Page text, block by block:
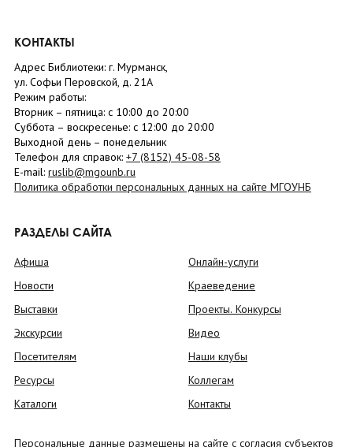
КОНТАКТЫ
Адрес Библиотеки: г. Мурманск,
ул. Софьи Перовской, д. 21А
Режим работы:
Вторник – пятница: с 10:00 до 20:00
Суббота – воскресенье: c 12:00 до 20:00
Выходной день – понедельник
Телефон для справок: +7 (8152) 45-08-58
E-mail: ruslib@mgounb.ru
Политика обработки персональных данных на сайте МГОУНБ
РАЗДЕЛЫ САЙТА
Афиша
Новости
Выставки
Экскурсии
Посетителям
Ресурсы
Каталоги
Онлайн-услуги
Краеведение
Проекты. Конкурсы
Видео
Наши клубы
Коллегам
Контакты
Персональные данные размещены на сайте с согласия субъектов